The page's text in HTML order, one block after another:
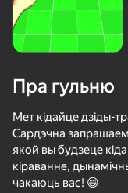
50+ лепшых
нават тыя, хто «не
Слэш Битва
66
Пра гульню
Мет кідайце дзіды-
Сардэчна
якой вы будзеце
кіраванне,
чакаюць вас! 😄